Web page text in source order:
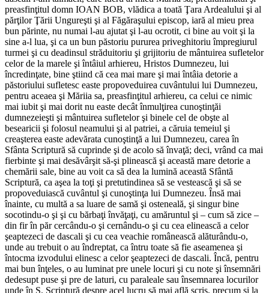
preasfinţitul domn IOAN BOB, vlădica a toată Ţara Ardealului şi al
părţilor Ţării Ungureşti şi al Făgăraşului episcop, iară al mieu prea
bun părinte, nu numai l-au ajutat şi l-au ocrotit, ci bine au voit şi la
sine a-l lua, şi ca un bun păstoriu pururea priveghitoriu împregiurul
turmei şi cu deadinsul străduitoriu şi grijitoriu de mântuirea sufletelor
celor de la marele şi întâiul arhiereu, Hristos Dumnezeu, lui
încredinţate, bine ştiind că cea mai mare şi mai întâia detorie a
păstoriului sufletesc easte propoveduirea cuvântului lui Dumnezeu,
pentru aceaea şi Măriia sa, preasfinţitul arhiereu, ca celui ce nimic
mai iubit şi mai dorit nu easte decât înmulţirea cunoştinţăi
dumnezeieşti şi mântuirea sufletelor şi binele cel de obşte al
besearicii şi folosul neamului şi al patriei, a căruia temeiul şi
creaşterea easte adevărata cunoştinţă a lui Dumnezeu, carea în
Sfânta Scriptură să cuprinde şi de acolo să învaţă; deci, vrând ca mai
fierbinte şi mai desăvârşit să-şi plinească şi această mare detorie a
chemării sale, bine au voit ca să dea la lumină această Sfântă
Scriptură, ca aşea la toţi şi pretutindinea să se vestească şi să se
propoveduiască cuvântul şi cunoştinţa lui Dumnezeu. Însă mai
înainte, cu multă a sa luare de samă şi osteneală, şi singur bine
socotindu-o şi şi cu bărbaţi învăţaţi, cu amăruntul şi – cum să zice –
din fir în păr cercându-o şi cernându-o şi cu cea elinească a celor
şeaptezeci de dascali şi cu cea veachie românească alăturându-o,
unde au trebuit o au îndreptat, ca întru toate să fie aseamenea şi
întocma izvodului elinesc a celor şeaptezeci de dascali. Încă, pentru
mai bun înţeles, o au luminat pre unele locuri şi cu note şi însemnări
dedesupt puse şi pre de laturi, cu paraleale sau însemnarea locurilor
unde în S. Scriptură despre acel lucru să mai află scris, precum şi la